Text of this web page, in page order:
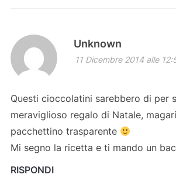
Unknown
11 Dicembre 2014 alle
Questi cioccolatini sarebbero di per
meraviglioso regalo di Natale,
pacchettino trasparente
Mi segno la ricetta e ti mando un
RISPONDI